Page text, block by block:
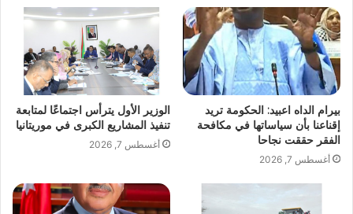
بيرام الداه اعبيد: الحكومة تريد
إقناعنا بأن سياساتها في مكافحة
الفقر حققت نجاحا
أغسطس 7, 2026
الوزير الأول يترأس اجتماعًا لمتابعة
تنفيذ المشاريع الكبرى في موريتانيا
أغسطس 7, 2026